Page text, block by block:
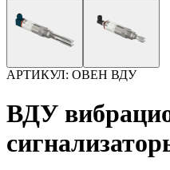
АРТИКУЛ: ОВЕН ВДУ
ВДУ